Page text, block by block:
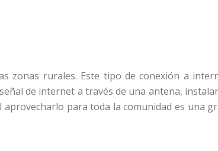
zonas rurales. Este tipo de conexión a
de internet a través de una antena,
para toda la comunidad es una